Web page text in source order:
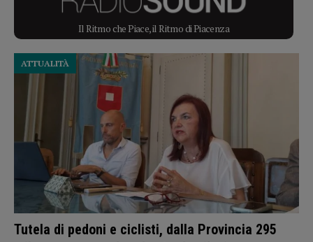
Il Ritmo che Piace, il Ritmo di Piacenza
Tutela di pedoni e ciclisti, dalla Provincia 295
ATTUALITÀ